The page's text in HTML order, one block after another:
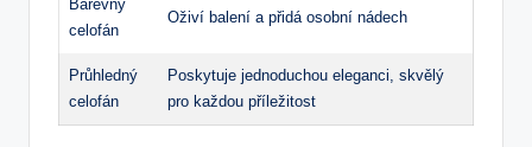
Barevný
celofán
Oživí balení a přidá osobní nádech
Průhledný
celofán
Poskytuje jednoduchou eleganci, skvělý
pro každou příležitost